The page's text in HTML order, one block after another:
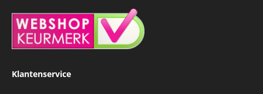
Klantenservice